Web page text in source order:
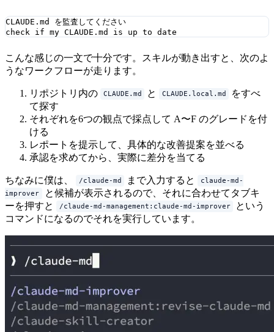
CLAUDE.md を監査してください
こんな感じの一文で十分です。スキルが動き出すと、次のよ
うなワークフローが走ります。
リポジトリ内の CLAUDE.md と CLAUDE.local.md
をすべ
て探す
それぞれを6つの観点で採点して A〜F のグレードを付
ける
レポートを提示して、具体的な改善提案を並べる
承認を求めてから、実際に差分を当てる
ちなみに僕は、 /claude-md まで入力すると
claude-md-
improver
と候補が表示されるので、それに合わせてタブキ
ーを押すと
/claude-md-management:claude-md-improver
という
コマンドになるのでそれを実行しています。